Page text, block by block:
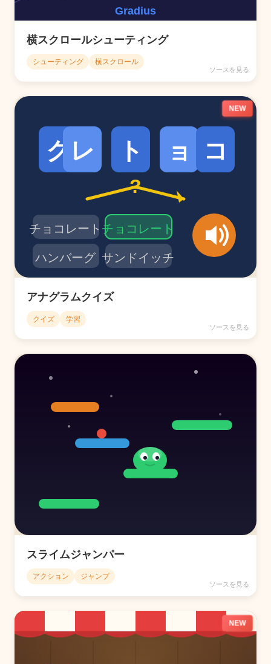
横スクロールシューティング
シューティング 横スクロール
ソースを見る
NEW
アナグラムクイズ
クイズ 学習
ソースを見る
スライムジャンパー
アクション ジャンプ
ソースを見る
NEW